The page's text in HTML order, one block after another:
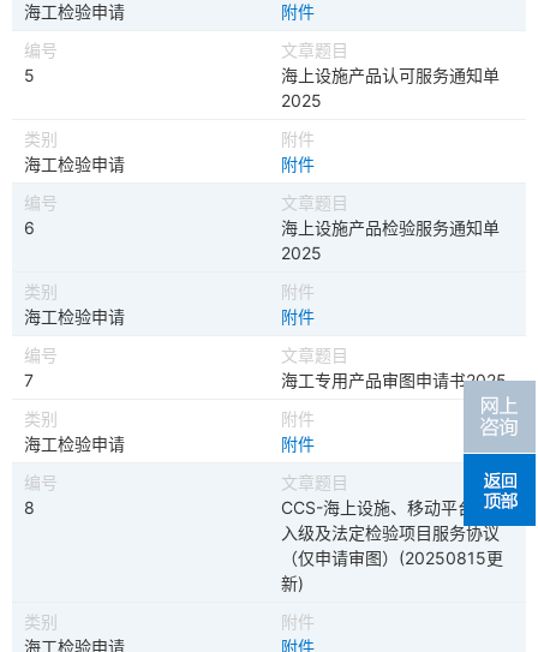
海工检验申请 附件
5
海上设施产品认可服务通知单
2025
海工检验申请 附件
6
海上设施产品检验服务通知单
2025
海工检验申请 附件
7 海工专用产品审图申请书2025
海工检验申请 附件
8
CCS-海上设施、移动平台建造
入级及法定检验项目服务协议
（仅申请审图）(20250815更
新)
海工检验申请 附件